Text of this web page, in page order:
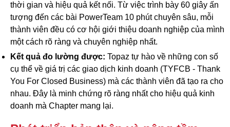
thời gian và hiệu quả kết nối. Từ việc trình bày 60 giây ấn
tượng đến các bài PowerTeam 10 phút chuyên sâu, mỗi
thành viên đều có cơ hội giới thiệu doanh nghiệp của mình
một cách rõ ràng và chuyên nghiệp nhất.
Kết quả đo lường được: Topaz tự hào về những con số
cụ thể về giá trị các giao dịch kinh doanh (TYFCB - Thank
You For Closed Business) mà các thành viên đã tạo ra cho
nhau. Đây là minh chứng rõ ràng nhất cho hiệu quả kinh
doanh mà Chapter mang lại.